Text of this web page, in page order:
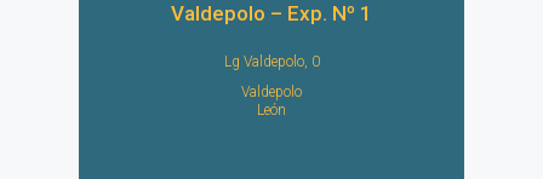
Valdepolo – Exp. Nº 1
Lg Valdepolo, 0
Valdepolo
León